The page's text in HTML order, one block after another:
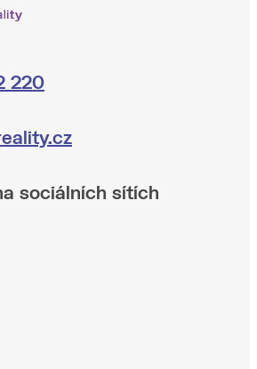
220
sociálních sítích